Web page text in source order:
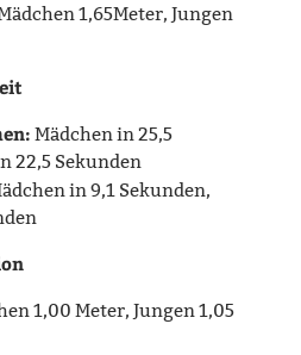
1,65Meter, Jungen
Mädchen in 25,5
22,5 Sekunden
in 9,1 Sekunden,
1,00 Meter, Jungen 1,05